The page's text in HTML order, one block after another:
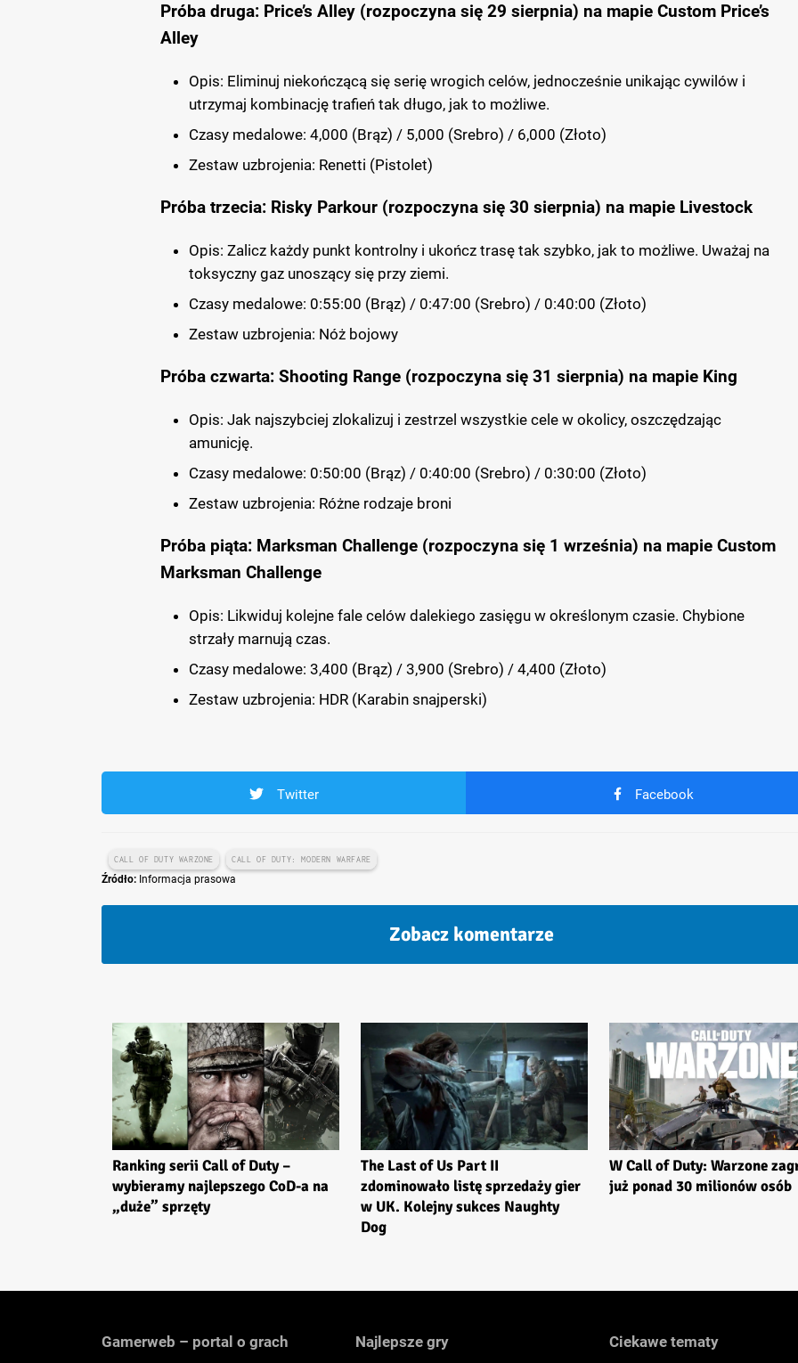
Próba druga: Price’s Alley (rozpoczyna się 29 sierpnia) na mapie Custom Price’s
Alley
Opis: Eliminuj niekończącą się serię wrogich celów, jednocześnie unikając cywilów i
utrzymaj kombinację trafień tak długo, jak to możliwe.
Czasy medalowe: 4,000 (Brąz) / 5,000 (Srebro) / 6,000 (Złoto)
Zestaw uzbrojenia: Renetti (Pistolet)
Próba trzecia: Risky Parkour (rozpoczyna się 30 sierpnia) na mapie Livestock
Opis: Zalicz każdy punkt kontrolny i ukończ trasę tak szybko, jak to możliwe. Uważaj na
toksyczny gaz unoszący się przy ziemi.
Czasy medalowe: 0:55:00 (Brąz) / 0:47:00 (Srebro) / 0:40:00 (Złoto)
Zestaw uzbrojenia: Nóż bojowy
Próba czwarta: Shooting Range (rozpoczyna się 31 sierpnia) na mapie King
Opis: Jak najszybciej zlokalizuj i zestrzel wszystkie cele w okolicy, oszczędzając
amunicję.
Czasy medalowe: 0:50:00 (Brąz) / 0:40:00 (Srebro) / 0:30:00 (Złoto)
Zestaw uzbrojenia: Różne rodzaje broni
Próba piąta: Marksman Challenge (rozpoczyna się 1 września) na mapie Custom
Marksman Challenge
Opis: Likwiduj kolejne fale celów dalekiego zasięgu w określonym czasie. Chybione
strzały marnują czas.
Czasy medalowe: 3,400 (Brąz) / 3,900 (Srebro) / 4,400 (Złoto)
Zestaw uzbrojenia: HDR (Karabin snajperski)
Twitter Facebook
CALL OF DUTY WARZONE CALL OF DUTY: MODERN WARFARE
Źródło: Informacja prasowa
Zobacz komentarze
Ranking serii Call of Duty –
wybieramy najlepszego CoD-a na
„duże” sprzęty
The Last of Us Part II
zdominowało listę sprzedaży gier
w UK. Kolejny sukces Naughty
Dog
W Call of Duty: Warzone
już ponad 30 milionów osób
Gamerweb – portal o grach Najlepsze gry Ciekawe tematy